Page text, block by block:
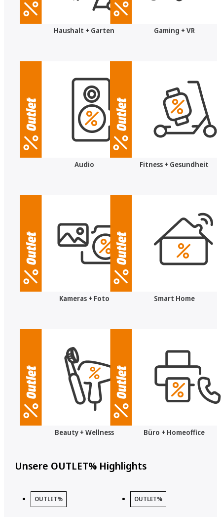
Haushalt + Garten Gaming + VR
Audio Fitness + Gesundheit
Kameras + Foto Smart Home
Beauty + Wellness Büro + Homeoffice
Unsere OUTLET% Highlights
OUTLET% OUTLET%